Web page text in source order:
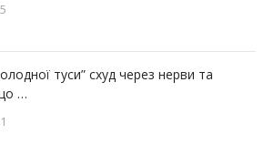
туси” схуд через нерви та
…